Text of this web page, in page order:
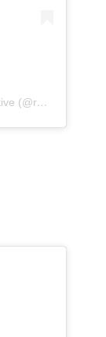
Ein Beitrag geteilt von Ruom Collective (@ruomcollective)